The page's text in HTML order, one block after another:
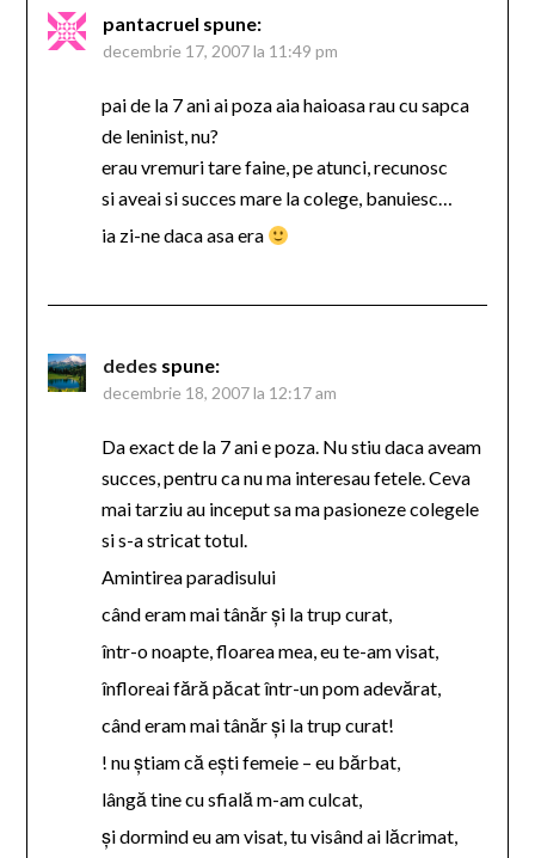
pantacruel spune:
decembrie 17, 2007 la 11:49 pm
pai de la 7 ani ai poza aia haioasa rau cu sapca
de leninist, nu?
erau vremuri tare faine, pe atunci, recunosc
si aveai si succes mare la colege, banuiesc…
ia zi-ne daca asa era
dedes spune:
decembrie 18, 2007 la 12:17 am
Da exact de la 7 ani e poza. Nu stiu daca aveam
succes, pentru ca nu ma interesau fetele. Ceva
mai tarziu au inceput sa ma pasioneze colegele
si s-a stricat totul.
Amintirea paradisului
când eram mai tânăr şi la trup curat,
într-o noapte, floarea mea, eu te-am visat,
înfloreai fără păcat într-un pom adevărat,
când eram mai tânăr şi la trup curat!
! nu ştiam că eşti femeie – eu bărbat,
lângă tine cu sfială m-am culcat,
şi dormind eu am visat, tu visând ai lăcrimat,